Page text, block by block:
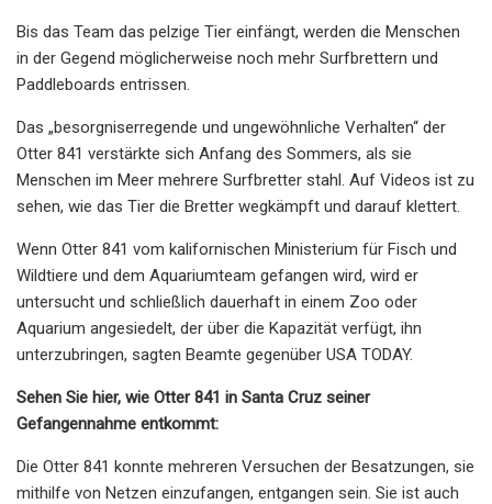
Bis das Team das pelzige Tier einfängt, werden die Menschen
in der Gegend möglicherweise noch mehr Surfbrettern und
Paddleboards entrissen.
Das „besorgniserregende und ungewöhnliche Verhalten“ der
Otter 841 verstärkte sich Anfang des Sommers, als sie
Menschen im Meer mehrere Surfbretter stahl. Auf Videos ist zu
sehen, wie das Tier die Bretter wegkämpft und darauf klettert.
Wenn Otter 841 vom kalifornischen Ministerium für Fisch und
Wildtiere und dem Aquariumteam gefangen wird, wird er
untersucht und schließlich dauerhaft in einem Zoo oder
Aquarium angesiedelt, der über die Kapazität verfügt, ihn
unterzubringen, sagten Beamte gegenüber USA TODAY.
Sehen Sie hier, wie Otter 841 in Santa Cruz seiner
Gefangennahme entkommt:
Die Otter 841 konnte mehreren Versuchen der Besatzungen, sie
mithilfe von Netzen einzufangen, entgangen sein. Sie ist auch